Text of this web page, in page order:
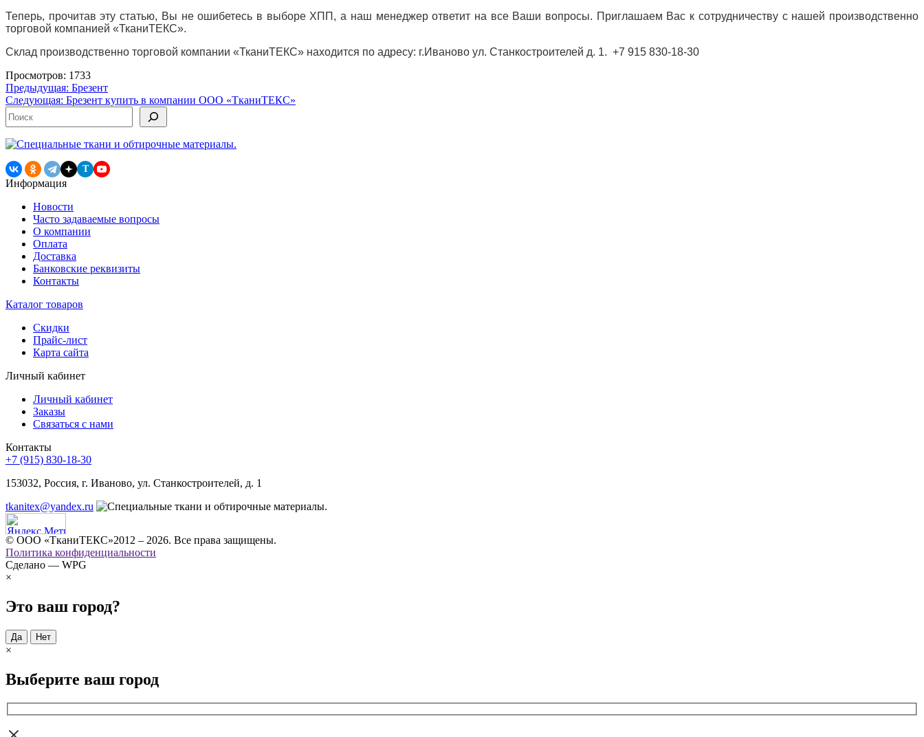
Теперь, прочитав эту статью, Вы не ошибетесь в выборе ХПП, а наш менеджер ответит на все Ваши вопросы. Приглашаем Вас к сотрудничеству с нашей производственно
торговой компанией «ТканиТЕКС».
Склад производственно торговой компании «ТканиТЕКС» находится по адресу: г.Иваново ул. Станкостроителей д. 1. +7 915 830-18-30
Просмотров: 1733
Навигация
по
записям
Предыдущая: Брезент
Следующая: Брезент купить в компании ООО «ТканиТЕКС»
Поиск
T
Информация
Новости
Часто задаваемые вопросы
О компании
Оплата
Доставка
Банковские реквизиты
Контакты
Каталог товаров
Скидки
Прайс-лист
Карта сайта
Личный кабинет
Личный кабинет
Заказы
Связаться с нами
Контакты
+7 (915) 830-18-30
153032, Россия, г. Иваново, ул. Станкостроителей, д. 1
tkanitex@yandex.ru
© ООО «ТканиТЕКС»2012 – 2026. Все права защищены.
Политика конфиденциальности
Сделано — WPG
×
Это ваш город?
Да Нет
×
Выберите ваш город